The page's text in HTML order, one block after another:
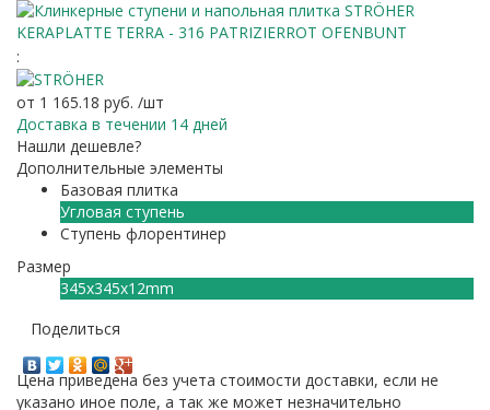
:
от 1 165.18 руб. /шт
Доставка в течении 14 дней
Нашли дешевле?
Дополнительные элементы
Базовая плитка
Угловая ступень
Ступень флорентинер
Размер
345х345х12mm
Поделиться
Цена приведена без учета стоимости доставки, если не
указано иное поле, а так же может незначительно